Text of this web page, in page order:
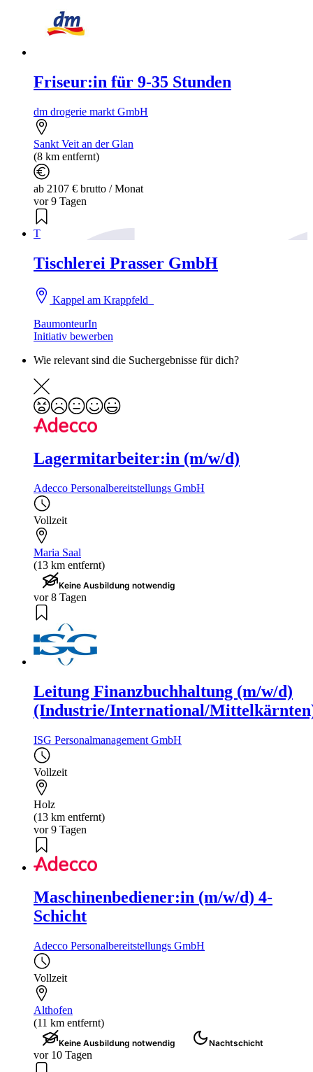
Friseur:in für 9-35 Stunden
dm drogerie markt GmbH
Sankt Veit an der Glan
(8 km entfernt)
ab 2107 € brutto / Monat
vor 9 Tagen
T
Tischlerei Prasser GmbH
Kappel am Krappfeld
BaumonteurIn
Initiativ bewerben
Wie relevant sind die Suchergebnisse für dich?
Lagermitarbeiter:in (m/w/d)
Adecco Personalbereitstellungs GmbH
Vollzeit
Maria Saal
(13 km entfernt)
Keine Ausbildung notwendig
vor 8 Tagen
Leitung Finanzbuchhaltung (m/w/d)
(Industrie/International/
ISG Personalmanagement GmbH
Vollzeit
Holz
(13 km entfernt)
vor 9 Tagen
Maschinenbediener:in (m/w/d) 4-
Schicht
Adecco Personalbereitstellungs GmbH
Vollzeit
Althofen
(11 km entfernt)
Keine Ausbildung notwendig Nachtschicht
vor 10 Tagen